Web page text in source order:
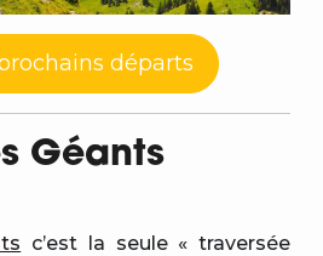
départs
Géants
c’est la seule « traversée